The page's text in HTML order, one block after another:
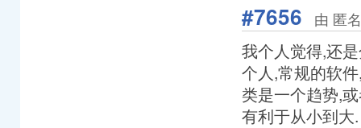
#7656 由 匿
我个人觉得,还
个人,常规的软
类是一个趋势,
有利于从小到大.